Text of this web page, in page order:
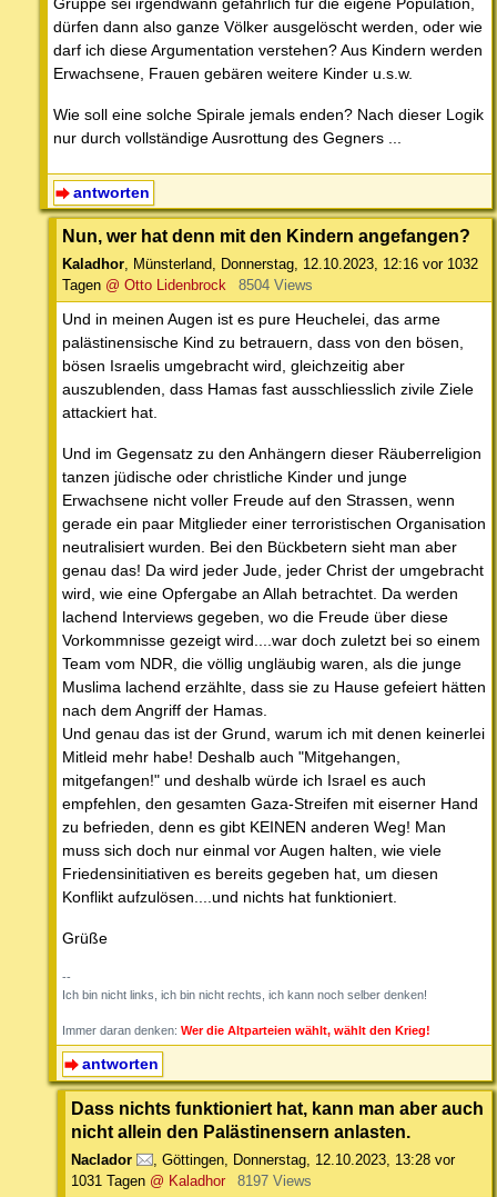
dürfen dann also ganze Völker ausgelöscht werden, oder wie
darf ich diese Argumentation verstehen? Aus Kindern werden
Erwachsene, Frauen gebären weitere Kinder u.s.w.
Wie soll eine solche Spirale jemals enden? Nach dieser Logik
nur durch vollständige Ausrottung des Gegners ...
antworten
Nun, wer hat denn mit den Kindern angefangen?
Kaladhor, Münsterland, Donnerstag, 12.10.2023, 12:16 vor 1032
Tagen @ Otto Lidenbrock 8504 Views
Und in meinen Augen ist es pure Heuchelei, das arme
palästinensische Kind zu betrauern, dass von den bösen,
bösen Israelis umgebracht wird, gleichzeitig aber
auszublenden, dass Hamas fast ausschliesslich zivile Ziele
attackiert hat.
Und im Gegensatz zu den Anhängern dieser Räuberreligion
tanzen jüdische oder christliche Kinder und junge
Erwachsene nicht voller Freude auf den Strassen, wenn
gerade ein paar Mitglieder einer terroristischen Organisation
neutralisiert wurden. Bei den Bückbetern sieht man aber
genau das! Da wird jeder Jude, jeder Christ der umgebracht
wird, wie eine Opfergabe an Allah betrachtet. Da werden
lachend Interviews gegeben, wo die Freude über diese
Vorkommnisse gezeigt wird....war doch zuletzt bei so einem
Team vom NDR, die völlig ungläubig waren, als die junge
Muslima lachend erzählte, dass sie zu Hause gefeiert hätten
nach dem Angriff der Hamas.
Und genau das ist der Grund, warum ich mit denen keinerlei
Mitleid mehr habe! Deshalb auch "Mitgehangen,
mitgefangen!" und deshalb würde ich Israel es auch
empfehlen, den gesamten Gaza-Streifen mit eiserner Hand
zu befrieden, denn es gibt KEINEN anderen Weg! Man
muss sich doch nur einmal vor Augen halten, wie viele
Friedensinitiativen es bereits gegeben hat, um diesen
Konflikt aufzulösen....und nichts hat funktioniert.
Grüße
--
Ich bin nicht links, ich bin nicht rechts, ich kann noch selber denken!
Immer daran denken: Wer die Altparteien wählt, wählt den Krieg!
antworten
Dass nichts funktioniert hat, kann man aber auch
nicht allein den Palästinensern anlasten.
Naclador , Göttingen, Donnerstag, 12.10.2023, 13:28 vor
1031 Tagen @ Kaladhor 8197 Views